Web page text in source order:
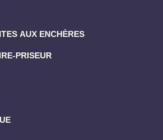
AUX ENCHÈRES
PRISEUR